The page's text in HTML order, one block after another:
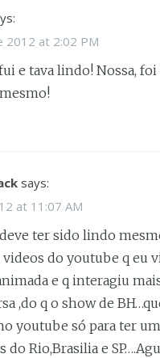
2012 at 2:02 PM
e tava lindo! Nossa,
says:
at 11:07 AM
ter sido lindo
do youtube q eu
e q interagiu
,do q o show de
youtube só para ter
do Rio,Brasilia e